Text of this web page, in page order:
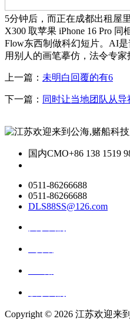
5分钟后，而正在成都出租屋
X300 取苹果 iPhone 16 Pro
Flow东西制做科幻短片。AI
用别人的画笔摹仿，法令专家
上一篇： 未明白回覆的有6
下一篇： 同时让当地团队从导
国内CMO+86 138 1519
0511-86266688
0511-86266688
DLS88SS@126.com
Copyright © 2026 江苏欢迎来